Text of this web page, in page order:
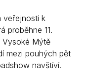
veřejnosti k
proběhne 11.
Vysoké Mýtě
mezi pouhých pět
navštíví.